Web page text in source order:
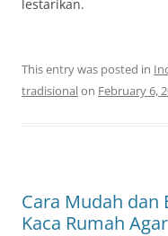
lestarikan.
This entry was posted in
tradisionalon February 6,
Cara Mudah
Kaca Rumah